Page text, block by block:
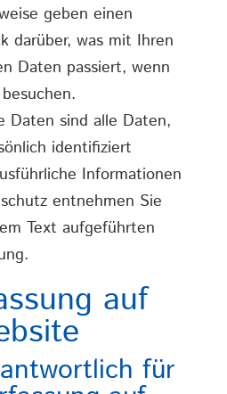
geben einen
darüber, was mit Ihren
Daten passiert, wenn
Daten sind alle Daten,
identifiziert
Informationen
entnehmen Sie
Text aufgeführten
auf
für